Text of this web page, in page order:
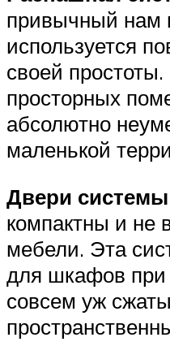
привычный нам
используется
своей
просторных
абсолютно
маленькой
Двери системы
компактны и не
мебели. Эта
для шкафов
совсем уж